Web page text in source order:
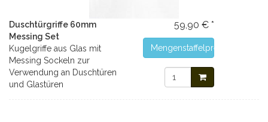
Duschtürgriffe 60mm
Messing Set
Kugelgriffe aus Glas mit
Messing Sockeln zur
Verwendung an Duschtüren
und Glastüren
59,90 € *
Mengenstaffelpreise